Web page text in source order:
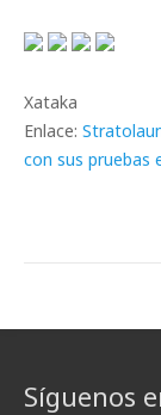
Xataka
Enlace:
con sus pruebas
Síguenos